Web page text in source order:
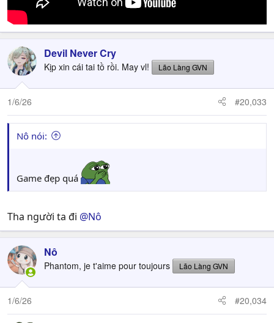
Devil Never Cry
Kịp xin cái tai tồ rồi. May vl! Lão Làng GVN
1/6/26 #20,033
Nô nói:
Game đẹp quá
Tha người ta đi @Nô
Nô
Phantom, je t'aime pour toujours Lão Làng GVN
1/6/26 #20,034